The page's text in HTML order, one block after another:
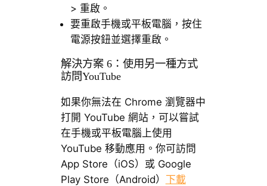
> 重啟。
要重啟手機或平板電腦，按住
電源按鈕並選擇重啟。
解決方案 6：使用另一種方式
訪問YouTube
如果你無法在 Chrome 瀏覽器中
打開 YouTube 網站，可以嘗試
在手機或平板電腦上使用
YouTube 移動應用。你可訪問
App Store（iOS）或 Google
Play Store（Android） 下載